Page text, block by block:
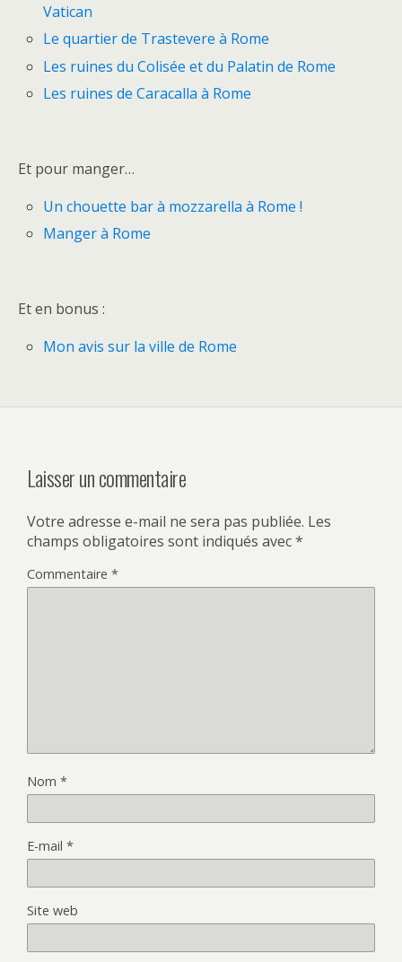
Vatican
Le quartier de Trastevere à Rome
Les ruines du Colisée et du Palatin de Rome
Les ruines de Caracalla à Rome
Et pour manger…
Un chouette bar à mozzarella à Rome !
Manger à Rome
Et en bonus :
Mon avis sur la ville de Rome
Laisser un commentaire
Votre adresse e-mail ne sera pas publiée. Les
champs obligatoires sont indiqués avec*
Commentaire *
Nom *
E-mail *
Site web